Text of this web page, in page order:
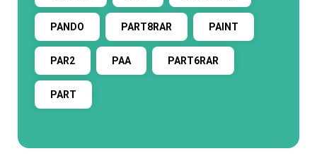
PANDO PART8RAR PAINT
PAR2 PAA PART6RAR
PART